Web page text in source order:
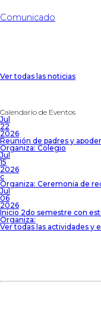
Comunicado
Ver todas las noticias
Calendario de Eventos
Jul
22
2026
Reunión de padres y
Organiza: Colegio
Jul
15
2026
c
Organiza: Ceremonia de
Jul
06
2026
Inicio 2do semestre con
Organiza:
Ver todas las actividades y